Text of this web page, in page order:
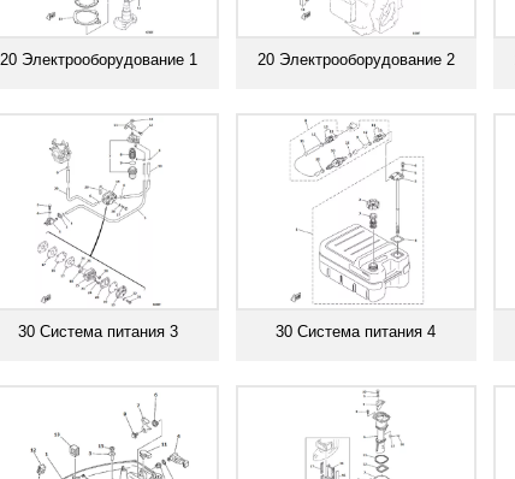
20 Электрооборудование 1 20 Электрооборудование 2
30 Система питания 3 30 Система питания 4